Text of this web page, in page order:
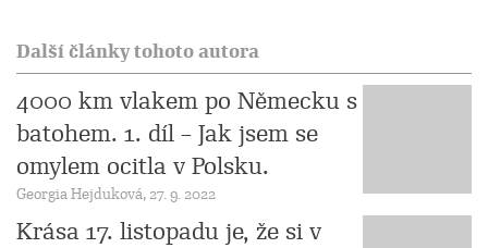
Další články tohoto autora
4000 km vlakem po Německu s
batohem. 1. díl – Jak jsem se
omylem ocitla v Polsku.
Georgia Hejduková, 27. 9. 2022
Krása 17. listopadu je, že si v